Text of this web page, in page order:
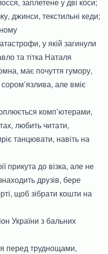
джинси, текстильні кеди;
у якій загинули
та тітка Наталя
має почуття гумору,
але вміє
комп’ютерами,
любить читати,
танцювати, навіть на
прикута до візка, але не
друзів, бере
щоб зібрати кошти на
України з бальних
перед труднощами,